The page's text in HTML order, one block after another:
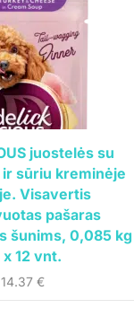
juostelės su
ir sūriu kreminėje
Visavertis
pašaras
šunims, 0,085 kg
x 12 vnt.
14.37 €
taisyklės